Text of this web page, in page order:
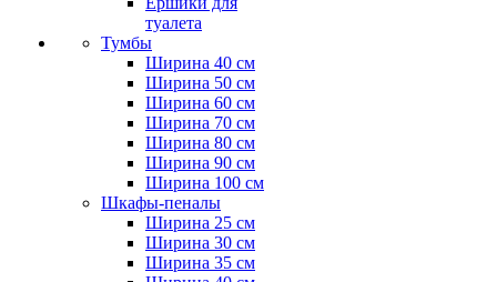
туалета
Тумбы
Ширина 40 см
Ширина 50 см
Ширина 60 см
Ширина 70 см
Ширина 80 см
Ширина 90 см
Ширина 100 см
Шкафы-пеналы
Ширина 25 см
Ширина 30 см
Ширина 35 см